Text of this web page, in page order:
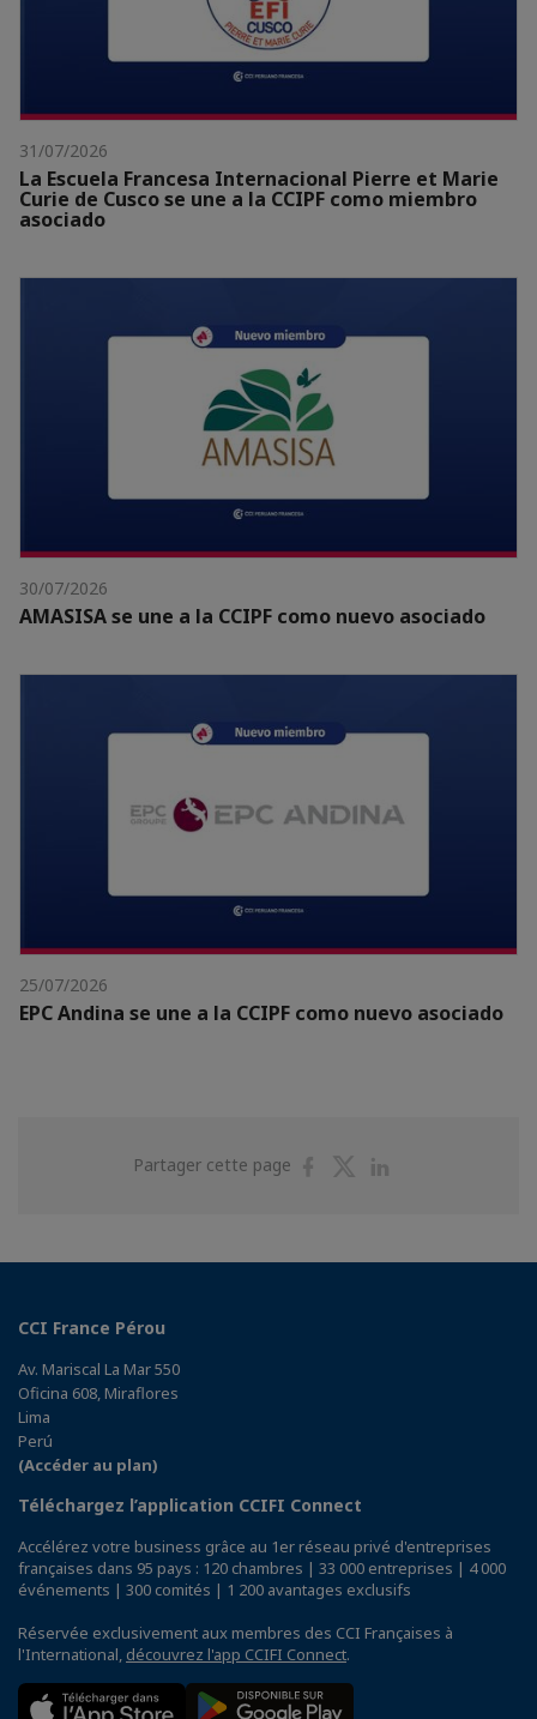
31/07/2026
La Escuela Francesa Internacional Pierre et Marie
Curie de Cusco se une a la CCIPF como miembro
asociado
30/07/2026
AMASISA se une a la CCIPF como nuevo asociado
25/07/2026
EPC Andina se une a la CCIPF como nuevo asociado
Partager cette page
PartagerPartager
CCI France Pérou
Av. Mariscal La Mar 550
Oficina 608, Miraflores
Lima
Perú
(Accéder au plan)
Téléchargez l’application CCIFI Connect
Accélérez votre business grâce au 1er réseau privé d'entreprises
françaises dans 95 pays : 120 chambres | 33 000 entreprises | 4 000
événements | 300 comités | 1 200 avantages exclusifs
Réservée exclusivement aux membres des CCI Françaises à
l'International, découvrez l'app CCIFI Connect.